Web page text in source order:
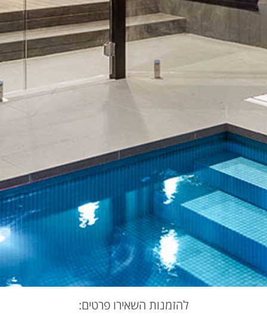
להזמנות השאירו פרטים: